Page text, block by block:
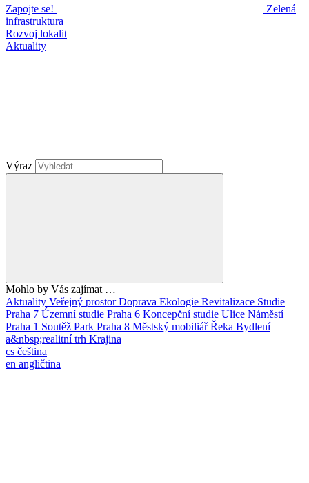
Zapojte se!
Zelená
infrastruktura
Rozvoj lokalit
Aktuality
Výraz
Mohlo by Vás zajímat …
Aktuality Veřejný prostorDoprava Ekologie Revitalizace Studie
Praha 7 Územní studie Praha 6 Koncepční studie Ulice Náměstí
Praha 1 Soutěž Park Praha 8 Městský mobiliářŘeka Bydlení
a&nbsp;realitní trh Krajina
cs čeština
en angličtina